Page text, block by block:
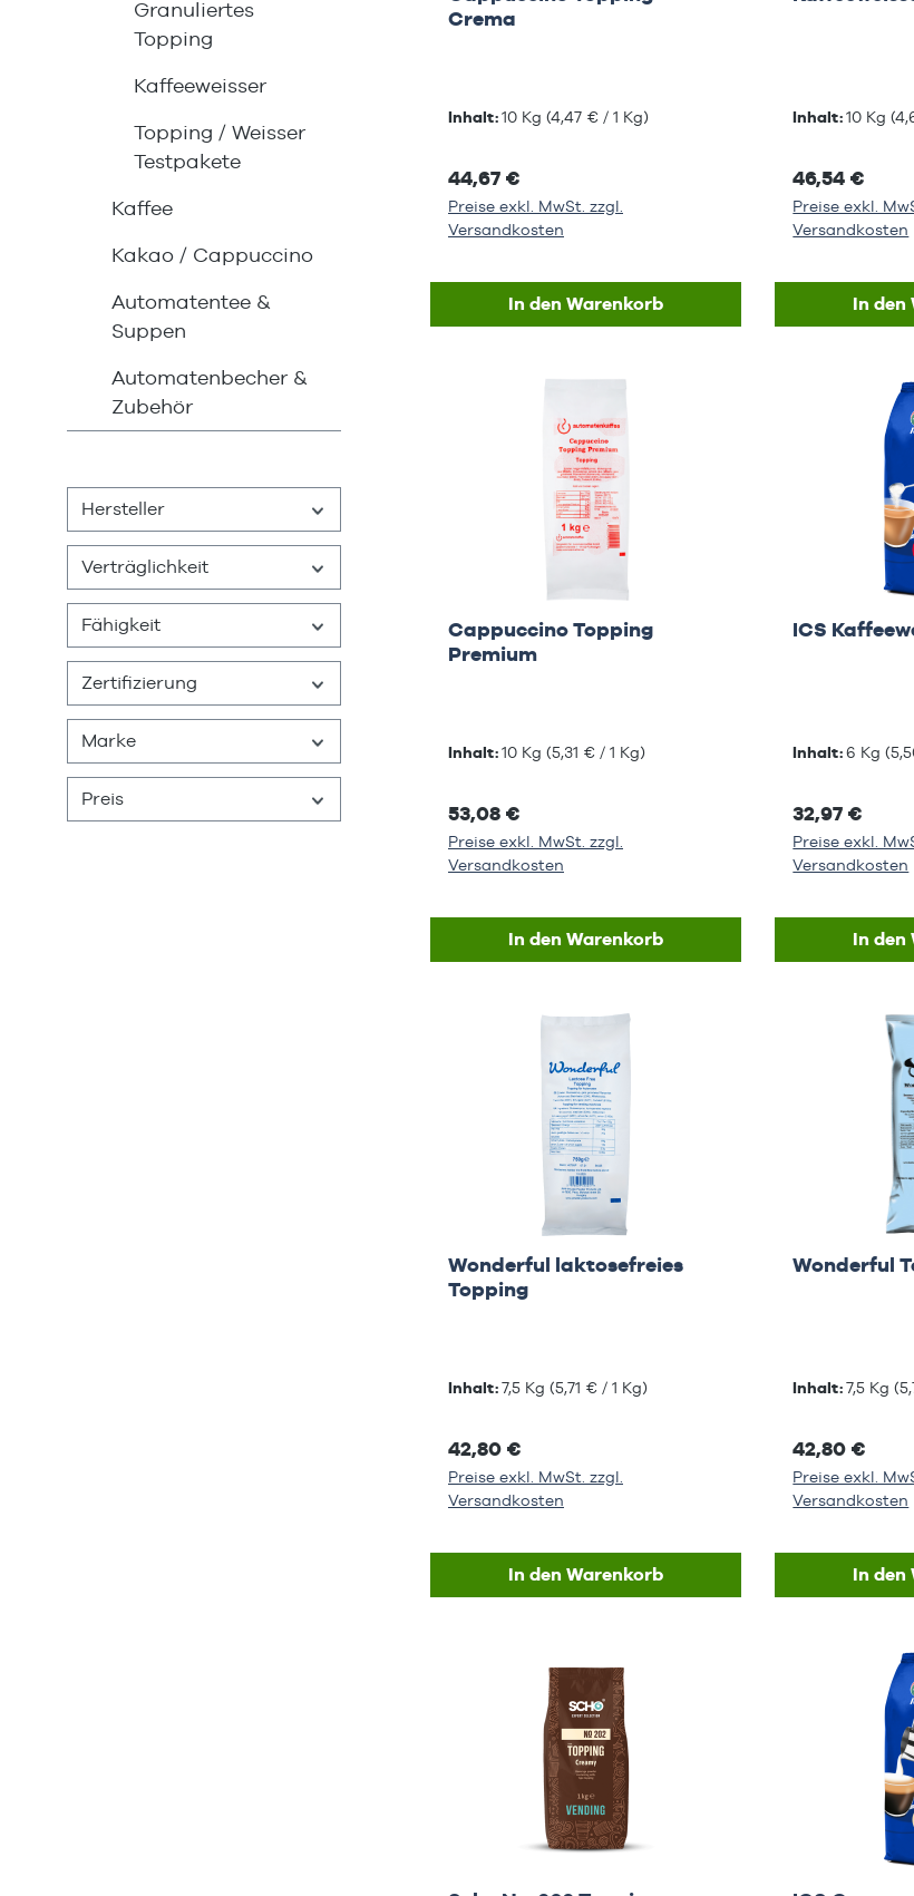
Granuliertes
Topping
Kaffeeweisser
Topping / Weisser
Testpakete
Kaffee
Kakao / Cappuccino
Automatentee &
Suppen
Automatenbecher &
Zubehör
Hersteller
Verträglichkeit
Fähigkeit
Zertifizierung
Marke
Preis
Crema
Inhalt:10 Kg (4,47 € / 1 Kg)
44,67 €
Preise exkl. MwSt. zzgl.
Versandkosten
In den Warenkorb
Inhalt:10 Kg
46,54 €
Preise exkl.
Versandkosten
In den
Cappuccino Topping
Premium
Inhalt:10 Kg (5,31 € / 1 Kg)
53,08 €
Preise exkl. MwSt. zzgl.
Versandkosten
In den Warenkorb
ICS
Inhalt:6 Kg
32,97 €
Preise exkl.
Versandkosten
In den
Wonderful laktosefreies
Topping
Inhalt:7,5 Kg (5,71 € / 1 Kg)
42,80 €
Preise exkl. MwSt. zzgl.
Versandkosten
In den Warenkorb
Wonderful
Inhalt:7,5 Kg
42,80 €
Preise exkl.
Versandkosten
In den